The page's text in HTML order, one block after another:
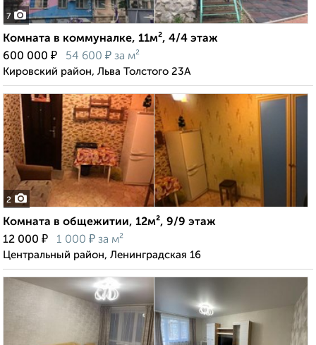
7
Комната в коммуналке, 11м², 4/4 этаж
600 000 ₽ 54 600 ₽ за м²
Кировский район, Льва Толстого 23А
2
Комната в общежитии, 12м², 9/9 этаж
12 000 ₽ 1 000 ₽ за м²
Центральный район, Ленинградская 16